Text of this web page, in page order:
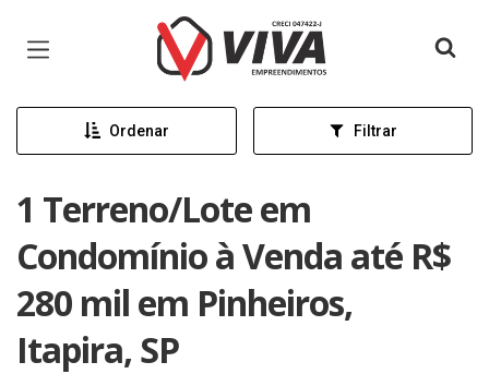
Página inicial
Ordenar Filtrar
1 Terreno/Lote em
Condomínio à Venda até R$
280 mil em Pinheiros,
Itapira, SP